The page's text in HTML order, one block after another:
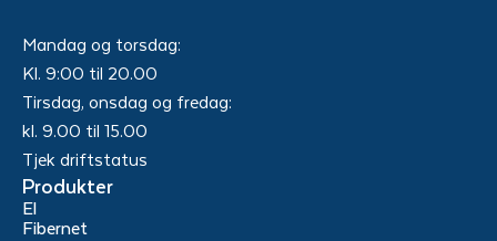
Mandag og torsdag:
Kl. 9:00 til 20.00
Tirsdag, onsdag og fredag:
kl. 9.00 til 15.00
Tjek driftstatus
Produkter
El
Fibernet